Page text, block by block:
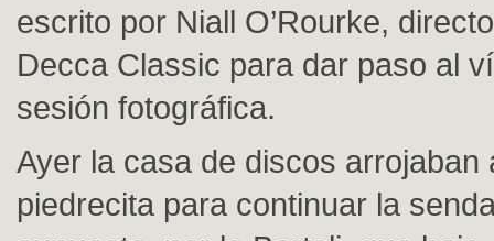
escrito por Niall O’Rourke,
Decca Classic para dar paso al
sesión fotográfica.
Ayer la casa de discos arrojaban
piedrecita para continuar la